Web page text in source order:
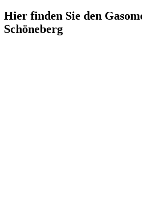
Hier finden Sie den
Schöneberg